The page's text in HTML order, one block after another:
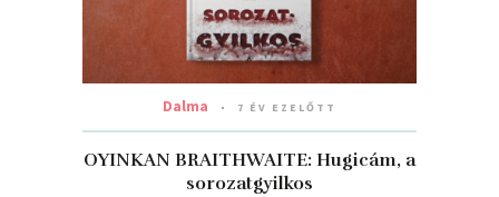
Dalma 7 ÉV EZELŐTT
OYINKAN BRAITHWAITE: Hugicám, ​a
sorozatgyilkos